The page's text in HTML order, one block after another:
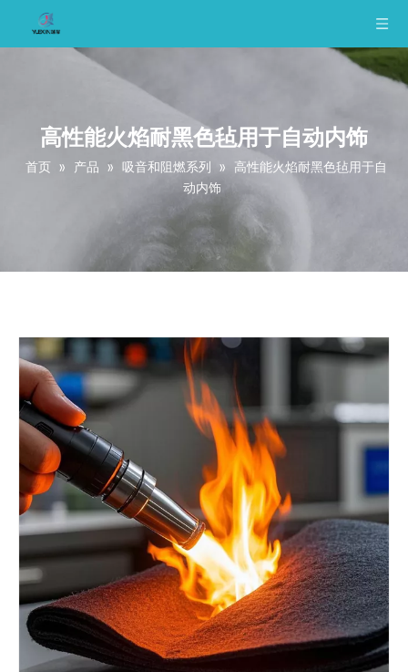
高性能火焰耐黑色毡用于自动内饰
首页 » 产品 » 吸音和阻燃系列 »
高性能火焰耐黑色毡用于自
动内饰